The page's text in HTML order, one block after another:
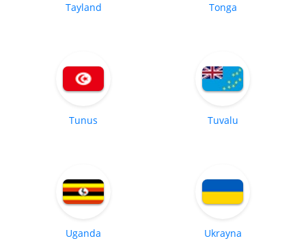
Tayland Tonga
Tunus Tuvalu
Uganda Ukrayna